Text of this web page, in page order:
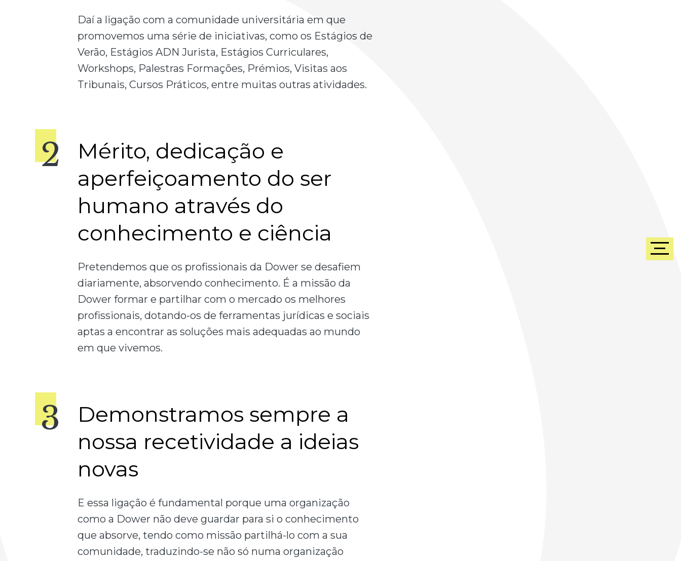
Daí a ligação com a comunidade universitária em que
promovemos uma série de iniciativas, como os Estágios de
Verão, Estágios ADN Jurista, Estágios Curriculares,
Workshops, Palestras Formações, Prémios, Visitas aos
Tribunais, Cursos Práticos, entre muitas outras atividades.
Mérito, dedicação e
aperfeiçoamento do ser
humano através do
conhecimento e ciência
Pretendemos que os profissionais da Dower se desafiem
diariamente, absorvendo conhecimento. É a missão da
Dower formar e partilhar com o mercado os melhores
profissionais, dotando-os de ferramentas jurídicas e sociais
aptas a encontrar as soluções mais adequadas ao mundo
em que vivemos.
Demonstramos sempre a
nossa recetividade a ideias
novas
E essa ligação é fundamental porque uma organização
como a Dower não deve guardar para si o conhecimento
que absorve, tendo como missão partilhá-lo com a sua
comunidade, traduzindo-se não só numa organização